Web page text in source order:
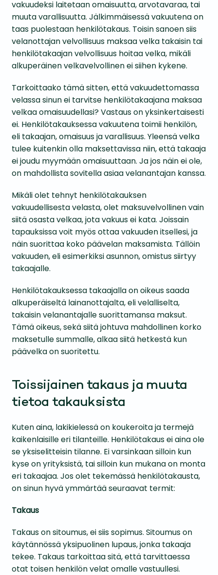
vakuudeksi laitetaan omaisuutta, arvotavaraa, tai
muuta varallisuutta. Jälkimmäisessä vakuutena on
taas puolestaan henkilötakaus. Toisin sanoen siis
velanottajan velvollisuus maksaa velka takaisin tai
henkilötakaajan velvollisuus hoitaa velka, mikäli
alkuperäinen velkavelvollinen ei siihen kykene.
Tarkoittaako tämä sitten, että vakuudettomassa
velassa sinun ei tarvitse henkilötakaajana maksaa
velkaa omaisuudellasi? Vastaus on yksinkertaisesti
ei. Henkilötakauksessa vakuutena toimii henkilön,
eli takaajan, omaisuus ja varallisuus. Yleensä velka
tulee kuitenkin olla maksettavissa niin, että takaaja
ei joudu myymään omaisuuttaan. Ja jos näin ei ole,
on mahdollista sovitella asiaa velanantajan kanssa.
Mikäli olet tehnyt henkilötakauksen
vakuudellisesta velasta, olet maksuvelvollinen vain
siitä osasta velkaa, jota vakuus ei kata. Joissain
tapauksissa voit myös ottaa vakuuden itsellesi, ja
näin suorittaa koko päävelan maksamista. Tällöin
vakuuden, eli esimerkiksi asunnon, omistus siirtyy
takaajalle.
Henkilötakauksessa takaajalla on oikeus saada
alkuperäiseltä lainanottajalta, eli velalliselta,
takaisin velanantajalle suorittamansa maksut.
Tämä oikeus, sekä siitä johtuva mahdollinen korko
maksetulle summalle, alkaa siitä hetkestä kun
päävelka on suoritettu.
Toissijainen takaus ja muuta
tietoa takauksista
Kuten aina, lakikielessä on koukeroita ja termejä
kaikenlaisille eri tilanteille. Henkilötakaus ei aina ole
se yksiselitteisin tilanne. Ei varsinkaan silloin kun
kyse on yrityksistä, tai silloin kun mukana on monta
eri takaajaa. Jos olet tekemässä henkilötakausta,
on sinun hyvä ymmärtää seuraavat termit:
Takaus
Takaus on sitoumus, ei siis sopimus. Sitoumus on
käytännössä yksipuolinen lupaus, jonka takaaja
tekee. Takaus tarkoittaa sitä, että tarvittaessa
otat toisen henkilön velat omalle vastuullesi.